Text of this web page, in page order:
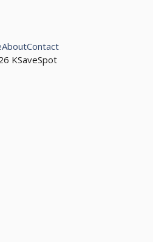
KSaveSpot
AboutContact